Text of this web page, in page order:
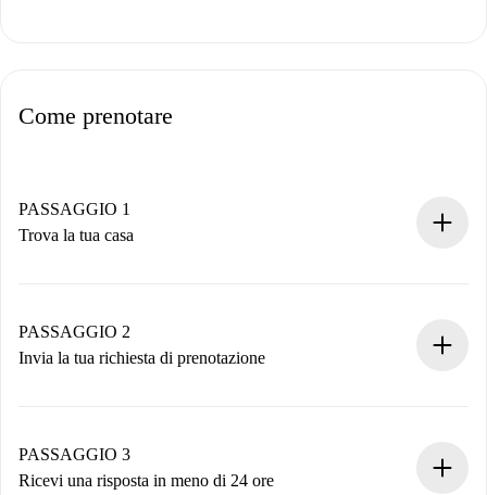
Come prenotare
PASSAGGIO 1
Trova la tua casa
Hai tutte le informazioni necessarie in anticipo.
PASSAGGIO 2
Invia la tua richiesta di prenotazione
non accetta.
PASSAGGIO 3
Ricevi una risposta in meno di 24 ore